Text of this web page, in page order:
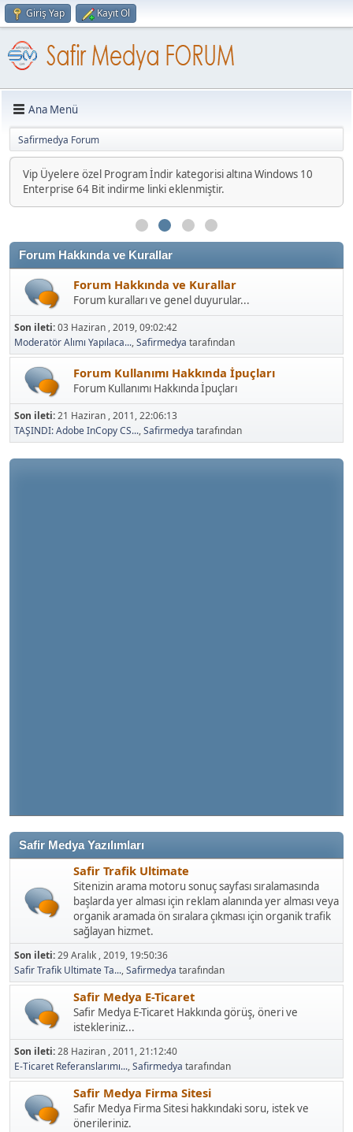
Giriş Yap Kayıt Ol
Ana Menü
Safirmedya Forum
Vip Üyelere özel Program İndir kategorisi altına Windows 10
Enterprise 64 Bit indirme linki eklenmiştir.
Zamanının büyük çoğunluğunu internette geçiren ve
forumumuzla yeterince ilgilenebilecek moderatörler alınacaktır.
Forum Hakkında ve Kurallar
Forum Hakkında ve Kurallar
Forum kuralları ve genel duyurular...
Son ileti:03 Haziran , 2019, 09:02:42
Moderatör Alımı Yapılaca...,Safirmedya tarafından
Forum Kullanımı Hakkında İpuçları
Forum Kullanımı Hakkında İpuçları
Son ileti:21 Haziran , 2011, 22:06:13
TAŞINDI: Adobe InCopy CS...,Safirmedya tarafından
Safir Medya Yazılımları
Safir Trafik Ultimate
Sitenizin arama motoru sonuç sayfası sıralamasında
başlarda yer alması için reklam alanında yer alması veya
organik aramada ön sıralara çıkması için organik trafik
sağlayan hizmet.
Son ileti:29 Aralık , 2019, 19:50:36
Safir Trafik Ultimate Ta...,Safirmedya tarafından
Safir Medya E-Ticaret
Safir Medya E-Ticaret Hakkında görüş, öneri ve
istekleriniz...
Son ileti:28 Haziran , 2011, 21:12:40
E-Ticaret Referanslarımı...,Safirmedya tarafından
Safir Medya Firma Sitesi
Safir Medya Firma Sitesi hakkındaki soru, istek ve
önerileriniz.